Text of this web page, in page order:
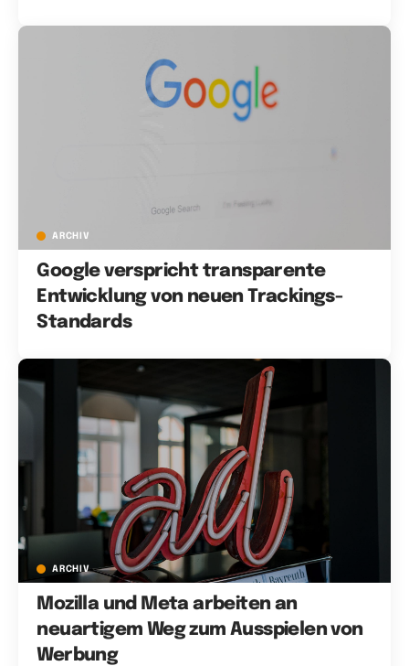
ARCHIV
Google verspricht transparente
Entwicklung von neuen Trackings-
Standards
ARCHIV
Mozilla und Meta arbeiten an
neuartigem Weg zum Ausspielen von
Werbung